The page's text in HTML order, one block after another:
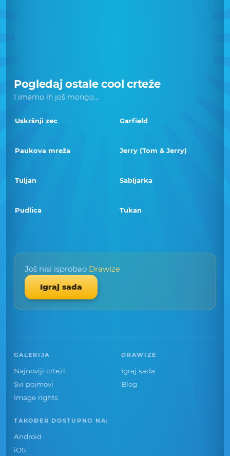
Pogledaj ostale cool crteže
I imamo ih još mongo...
Uskršnji zec Garfield
Paukova mreža Jerry (Tom & Jerry)
Tuljan Sabljarka
Pudlica Tukan
Još nisi isprobao Drawize
Igraj sada
GALERIJA
Najnoviji crteži
Svi pojmovi
Image rights
DRAWIZE
Igraj sada
Blog
TAKOĐER DOSTUPNO NA:
Android
iOS